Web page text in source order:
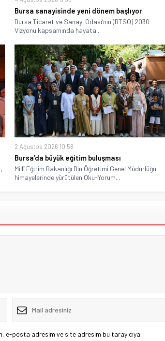
Bursa sanayisinde yeni dönem başlıyor
Bursa Ticaret ve Sanayi Odası’nın (BTSO) 2030
Vizyonu kapsamında hayata...
2 Ağustos 2026 10:58
Bursa’da büyük eğitim buluşması
Millî Eğitim Bakanlığı Din Öğretimi Genel Müdürlüğü
himayelerinde yürütülen Oku-Yorum...
e-posta adresim ve site adresim bu tarayıcıya